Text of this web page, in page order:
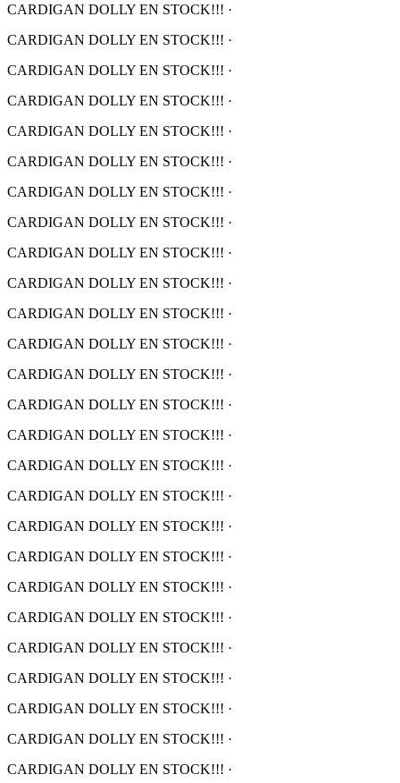
CARDIGAN DOLLY EN STOCK!!! ·
CARDIGAN DOLLY EN STOCK!!! ·
CARDIGAN DOLLY EN STOCK!!! ·
CARDIGAN DOLLY EN STOCK!!! ·
CARDIGAN DOLLY EN STOCK!!! ·
CARDIGAN DOLLY EN STOCK!!! ·
CARDIGAN DOLLY EN STOCK!!! ·
CARDIGAN DOLLY EN STOCK!!! ·
CARDIGAN DOLLY EN STOCK!!! ·
CARDIGAN DOLLY EN STOCK!!! ·
CARDIGAN DOLLY EN STOCK!!! ·
CARDIGAN DOLLY EN STOCK!!! ·
CARDIGAN DOLLY EN STOCK!!! ·
CARDIGAN DOLLY EN STOCK!!! ·
CARDIGAN DOLLY EN STOCK!!! ·
CARDIGAN DOLLY EN STOCK!!! ·
CARDIGAN DOLLY EN STOCK!!! ·
CARDIGAN DOLLY EN STOCK!!! ·
CARDIGAN DOLLY EN STOCK!!! ·
CARDIGAN DOLLY EN STOCK!!! ·
CARDIGAN DOLLY EN STOCK!!! ·
CARDIGAN DOLLY EN STOCK!!! ·
CARDIGAN DOLLY EN STOCK!!! ·
CARDIGAN DOLLY EN STOCK!!! ·
CARDIGAN DOLLY EN STOCK!!! ·
CARDIGAN DOLLY EN STOCK!!! ·